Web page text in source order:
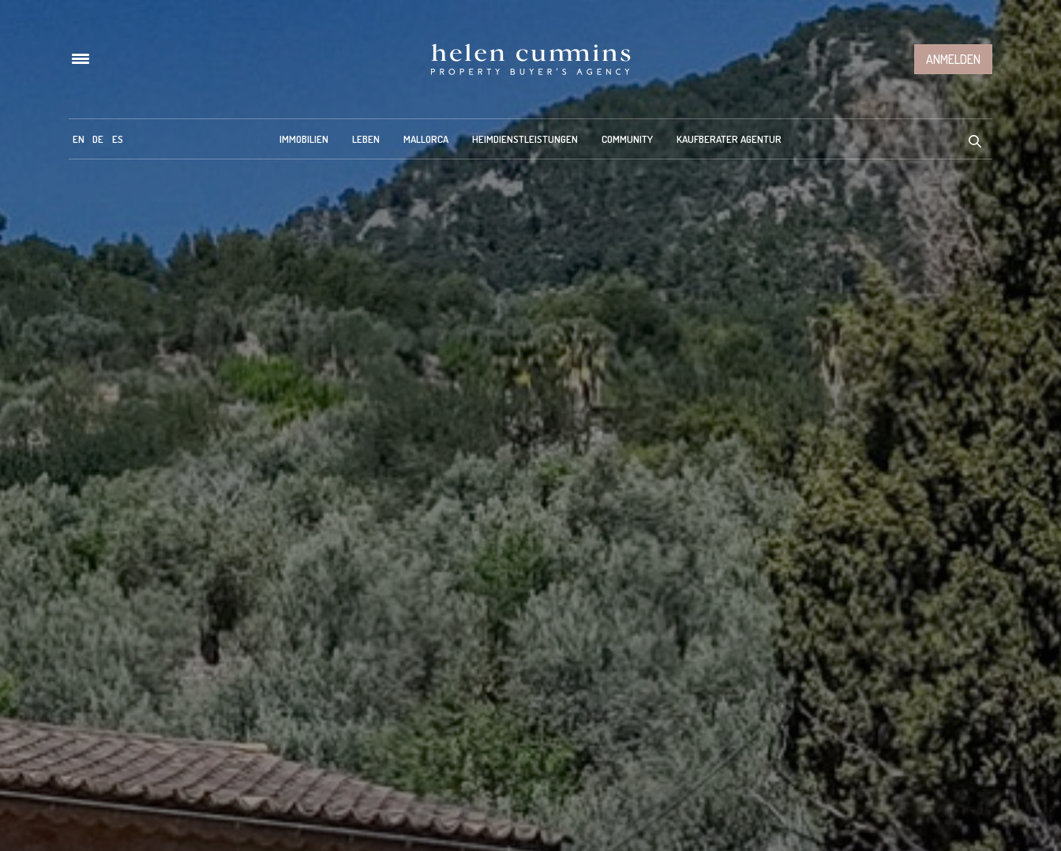
ANMELDEN
EN DE ES IMMOBILIEN LEBEN MALLORCA HEIMDIENSTLEISTUNGEN COMMUNITY KAUFBERATER AGENTUR